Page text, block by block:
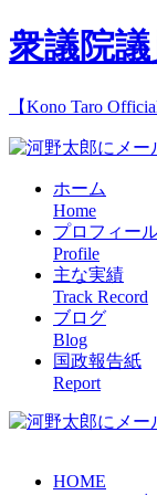
衆議院
【Kono Taro
ホーム
Home
プロフィー
Profile
主な実績
Track Record
ブログ
Blog
国政報告紙
Report
HOME